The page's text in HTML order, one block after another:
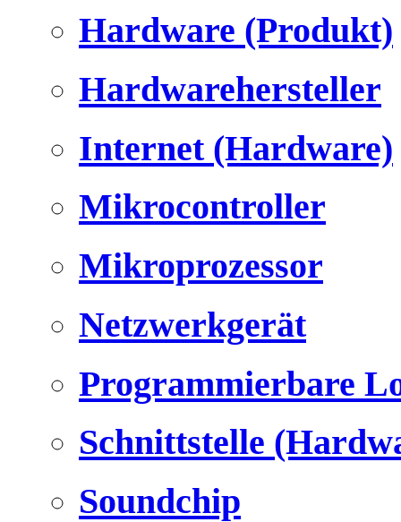
Hardware (Produkt)
Hardwarehersteller
Internet (Hardware)
Mikrocontroller
Mikroprozessor
Netzwerkgerät
Programmierbare
Schnittstelle
Soundchip